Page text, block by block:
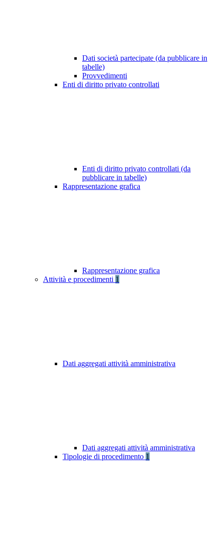
Dati società partecipate (da pubblicare in
tabelle)
Provvedimenti
Enti di diritto privato controllati
Enti di diritto privato controllati (da
pubblicare in tabelle)
Rappresentazione grafica
Rappresentazione grafica
Attività e procedimenti 1
Dati aggregati attività amministrativa
Dati aggregati attività amministrativa
Tipologie di procedimento 1